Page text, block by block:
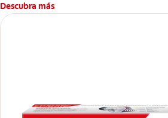
Descubra más